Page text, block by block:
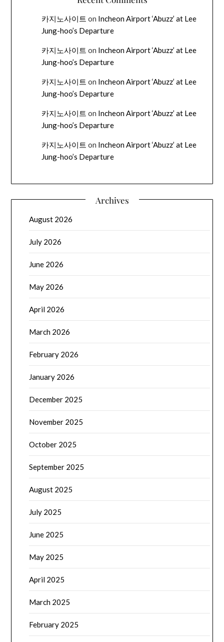
카지노사이트 on Incheon Airport ‘Abuzz’ at Lee
Jung-hoo’s Departure
카지노사이트 on Incheon Airport ‘Abuzz’ at Lee
Jung-hoo’s Departure
카지노사이트 on Incheon Airport ‘Abuzz’ at Lee
Jung-hoo’s Departure
카지노사이트 on Incheon Airport ‘Abuzz’ at Lee
Jung-hoo’s Departure
카지노사이트 on Incheon Airport ‘Abuzz’ at Lee
Jung-hoo’s Departure
Archives
August 2026
July 2026
June 2026
May 2026
April 2026
March 2026
February 2026
January 2026
December 2025
November 2025
October 2025
September 2025
August 2025
July 2025
June 2025
May 2025
April 2025
March 2025
February 2025